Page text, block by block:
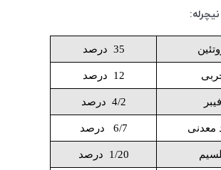
35 درصد
12 درصد
فیبر 4/2 درصد
معدنی 6/7 درصد
1/20 درصد